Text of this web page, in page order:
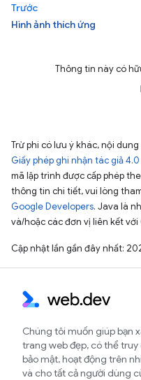
Trước
Hình ảnh thích ứng
Thông tin này có
Trừ phi có lưu ý khác, nội
Giấy phép ghi nhận tác giả
mã lập trình được cấp phép
thông tin chi tiết, vui lòng
Google Developers. Java là
và/hoặc các đơn vị liên kết với
Cập nhật lần gần đây nhất:
Chúng tôi muốn giúp bạn
trang web đẹp, có thể truy
bảo mật, hoạt động trên
và cho tất cả người dùng